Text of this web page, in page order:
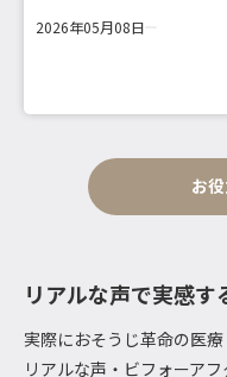
2026年05月08日
お
リアルな声で実感す
実際におそうじ革命の医
リアルな声・ビフォーアフ